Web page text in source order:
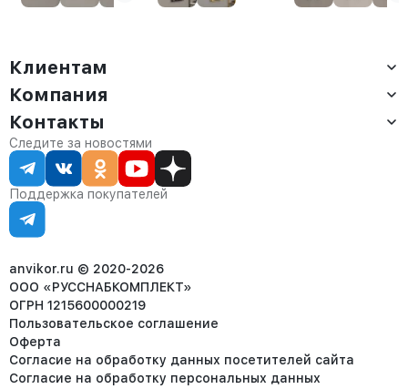
Клиентам
Доставка
Оплата
Сервис
Статус заказа
Статьи
Компания
О компании
Контакты
Партнёрам
Контакты
Отдел продаж:
8 (800) 234-22-62
corp@anvikor.ru
Ежедневно, с 7:00-19:00 (МСК)
Отдел рекламации:
8 (953) 455-25-61
Следите за новостями
Поддержка покупателей
anvikor.ru © 2020-2026
ООО «РУССНАБКОМПЛЕКТ»
ОГРН 1215600000219
Пользовательское соглашение
Оферта
Согласие на обработку данных посетителей сайта
Согласие на обработку персональных данных